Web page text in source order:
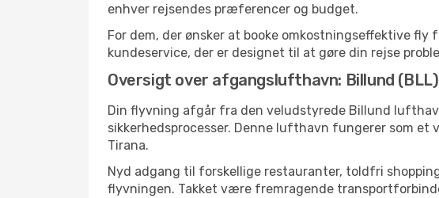
enhver rejsendes præferencer og budget.
For dem, der ønsker at booke omkostningseffektive
kundeservice, der er designet til at gøre din rejse
Oversigt over afgangslufthavn: Billund (BLL)
Din flyvning afgår fra den veludstyrede Billund
sikkerhedsprocesser. Denne lufthavn fungerer som
Tirana.
Nyd adgang til forskellige restauranter, toldfri
flyvningen. Takket være fremragende